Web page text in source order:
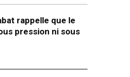
rappelle que le
pression ni sous